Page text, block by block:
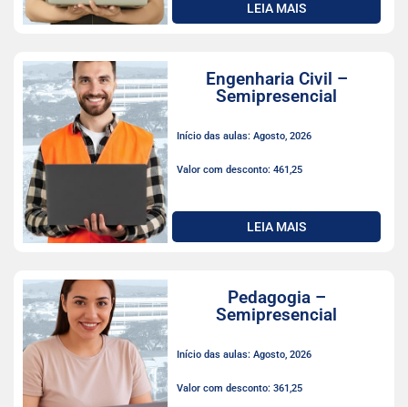
LEIA MAIS
Engenharia Civil –
Semipresencial
Início das aulas: Agosto, 2026
Valor com desconto: 461,25
LEIA MAIS
Pedagogia –
Semipresencial
Início das aulas: Agosto, 2026
Valor com desconto: 361,25